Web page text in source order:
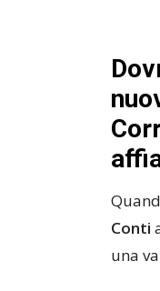
Conti
una